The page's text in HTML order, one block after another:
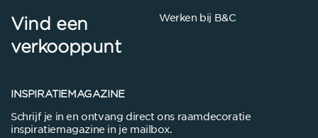
Werken bij B&C
Vind een
verkooppunt
INSPIRATIEMAGAZINE
Schrijf je in en ontvang direct ons raamdecoratie
inspiratiemagazine in je mailbox.